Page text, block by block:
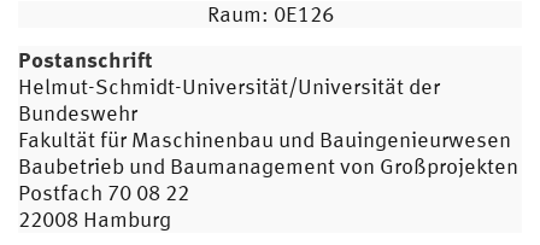
Raum: 0E126
Postanschrift
Helmut-Schmidt-Universität/Universität der
Bundeswehr
Fakultät für Maschinenbau und Bauingenieurwesen
Baubetrieb und Baumanagement von Großprojekten
Postfach 70 08 22
22008 Hamburg